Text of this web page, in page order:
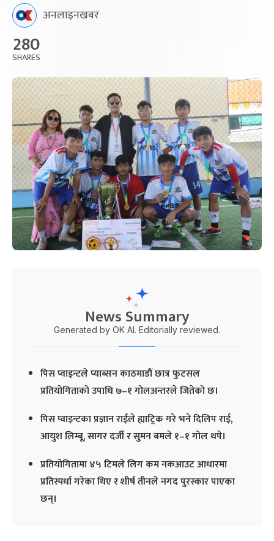
अनलाइनखबर
280
SHARES
News Summary
Generated by OK AI. Editorially reviewed.
पिस प्वाइन्टले प्याब्सन काठमाडौं छात्र फुटसल
प्रतियोगिताको उपाधि ७–१ गोलअन्तरले जितेको छ।
पिस प्वाइन्टका प्रज्ञान राईले ह्याट्रिक गरे भने दिलिप राई,
आयुश लिम्बू, सागर दर्जी र सुमन बमले १–१ गोल थपे।
प्रतियोगितामा ४५ टिमले लिग कम नकआउट आधारमा
प्रतिस्पर्धा गरेका थिए र शीर्ष तीनले नगद पुरस्कार पाएका
छन्।